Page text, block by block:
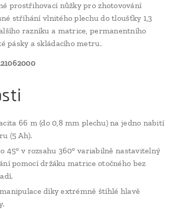
prostřihovací nůžky pro zhotovování
stříhání vlnitého plechu do tloušťky 1,3
razníku a matrice, permanentního
pásky a skládacího metru.
66 m (do 0,8 mm plechu) na jedno nabití
(5 Ah).
45° v rozsahu 360° variabilně nastavitelný
pomocí držáku matrice otočného bez
díky extrémně štíhlé hlavě